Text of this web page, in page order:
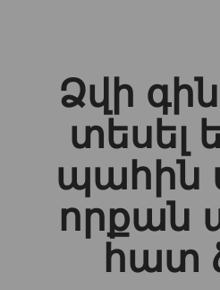
Ձվի
տեսել
պահին
որքան
հատ